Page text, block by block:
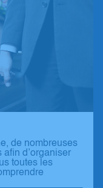
de nombreuses
d’organiser
toutes les